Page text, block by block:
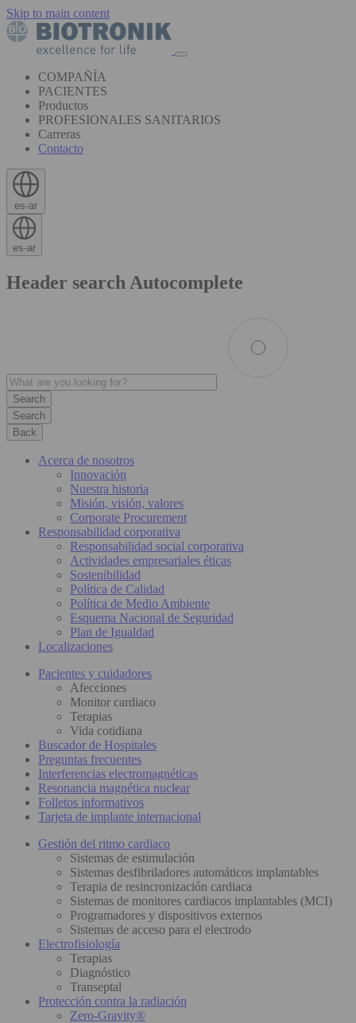
Skip to main content
COMPAÑÍA
PACIENTES
Productos
PROFESIONALES SANITARIOS
Carreras
Contacto
es-ar
es-ar
Header search Autocomplete
Search
Back
Acerca de nosotros
Innovación
Nuestra historia
Misión, visión, valores
Corporate Procurement
Responsabilidad corporativa
Responsabilidad social corporativa
Actividades empresariales éticas
Sostenibilidad
Política de Calidad
Política de Medio Ambiente
Esquema Nacional de Seguridad
Plan de Igualdad
Localizaciones
Pacientes y cuidadores
Afecciones
Monitor cardiaco
Terapias
Vida cotidiana
Buscador de Hospitales
Preguntas frecuentes
Interferencias electromagnéticas
Resonancia magnética nuclear
Folletos informativos
Tarjeta de implante internacional
Gestión del ritmo cardiaco
Sistemas de estimulación
Sistemas desfibriladores automáticos implantables
Terapia de resincronización cardiaca
Sistemas de monitores cardiacos implantables (MCI)
Programadores y dispositivos externos
Sistemas de acceso para el electrodo
Electrofisiología
Terapias
Diagnóstico
Transeptal
Protección contra la radiación
Zero-Gravity®